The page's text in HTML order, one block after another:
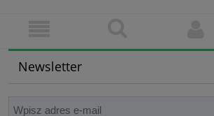
Newsletter